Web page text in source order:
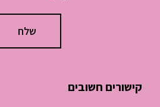
קישורים חשובים